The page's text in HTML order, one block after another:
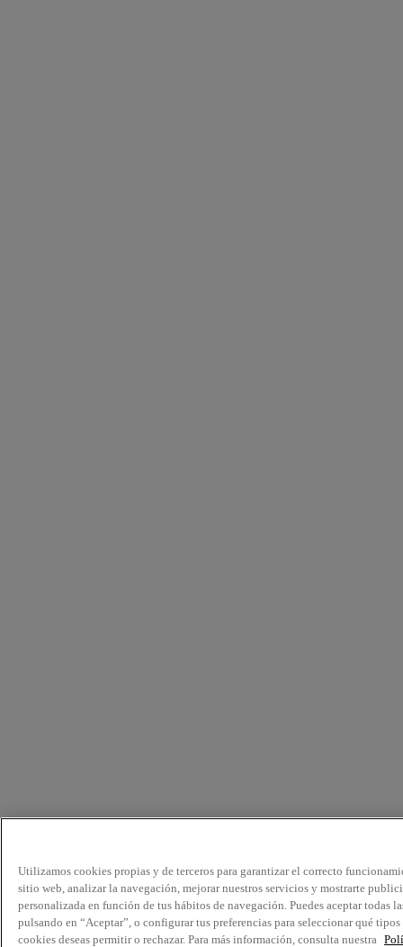
Utilizamos cookies propias y de terceros para garantizar el correcto
sitio web, analizar la navegación, mejorar nuestros servicios y mostrarte
personalizada en función de tus hábitos de navegación. Puedes aceptar todas
pulsando en “Aceptar”, o configurar tus preferencias para seleccionar qué tipos
cookies deseas permitir o rechazar. Para más información, consulta nuestra